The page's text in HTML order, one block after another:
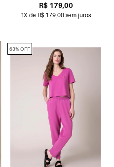
R$ 179,00
1X de R$ 179,00 sem juros
63% OFF